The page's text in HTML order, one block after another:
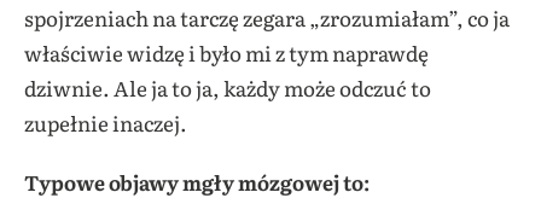
spojrzeniach na tarczę zegara „zrozumiałam”, co ja
właściwie widzę i było mi z tym naprawdę
dziwnie. Ale ja to ja, każdy może odczuć to
zupełnie inaczej.
Typowe objawy mgły mózgowej to: